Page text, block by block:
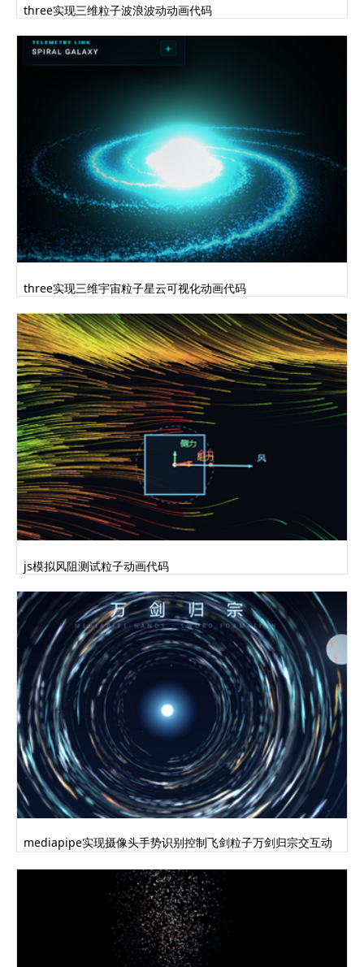
three实现三维粒子波浪波动动画代码
three实现三维宇宙粒子星云可视化动画代码
js模拟风阻测试粒子动画代码
mediapipe实现摄像头手势识别控制飞剑粒子万剑归宗交互动